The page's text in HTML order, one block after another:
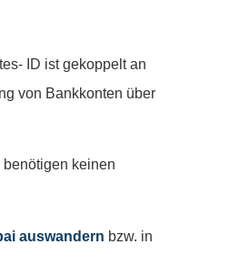
ID ist gekoppelt an
von Bankkonten über
keinen
auswandern bzw. in